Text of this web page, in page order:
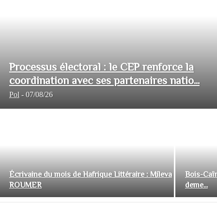
Processus électoral : le CEP renforce la
coordination avec ses partenaires natio...
Pol - 07/08/26
Écrivaine du mois de Hafrique Littéraire : Mileva
ROUMER
Bois-
deme...